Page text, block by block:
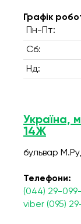
Графік
Пн-Пт:
Сб:
Нд:
Україна,
14Ж
бульвар
Телефони:
(044) 29-
viber (095)